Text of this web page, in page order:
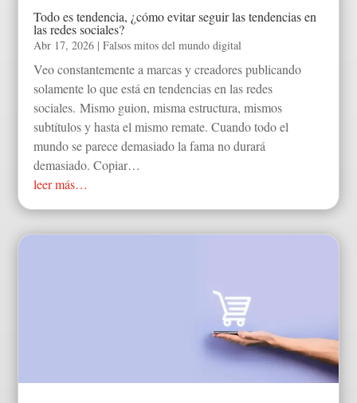
Todo es tendencia, ¿cómo evitar seguir las tendencias en
las redes sociales?
Abr 17, 2026 |Falsos mitos del mundo digital
Veo constantemente a marcas y creadores publicando
solamente lo que está en tendencias en las redes
sociales. Mismo guion, misma estructura, mismos
subtítulos y hasta el mismo remate. Cuando todo el
mundo se parece demasiado la fama no durará
demasiado. Copiar…
leer más…